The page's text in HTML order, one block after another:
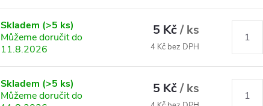
Skladem (>5 ks)
Můžeme doručit do
11.8.2026
5 Kč/ ks
4 Kč bez DPH
Skladem (>5 ks)
Můžeme doručit do
5 Kč/ ks